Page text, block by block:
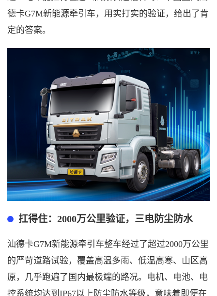
德卡G7M新能源牵引车 ，用实打实的验证，给出了肯
定的答案。
扛得住： 2000万公里验证，三电防尘防水
汕德卡G7M新能源牵引车整车经过了超过2000万公里
的严苛道路试验， 覆盖高温多雨、低温高寒、山区高
原 ，几乎跑遍了国内最极端的路况。电机、电池、电
控系统均达到 IP67以上防尘防水等级，意味着即便在